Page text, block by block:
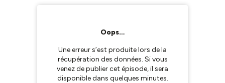
Oops…
Une erreur s’est produite lors de la
récupération des données. Si vous
venez de publier cet épisode, il sera
disponible dans quelques minutes.